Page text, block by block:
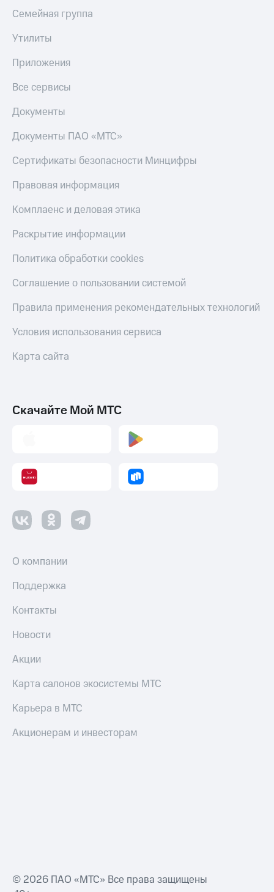
Семейная группа
Утилиты
Приложения
Все сервисы
Документы
Документы ПАО «МТС»
Сертификаты безопасности Минцифры
Правовая информация
Комплаенс и деловая этика
Раскрытие информации
Политика обработки cookies
Соглашение о пользовании системой
Правила применения рекомендательных технологий
Условия использования сервиса
Карта сайта
Скачайте Мой МТС
О компании
Поддержка
Контакты
Новости
Акции
Карта салонов экосистемы МТС
Карьера в МТС
Акционерам и инвесторам
© 2026 ПАО «МТС» Все права защищены